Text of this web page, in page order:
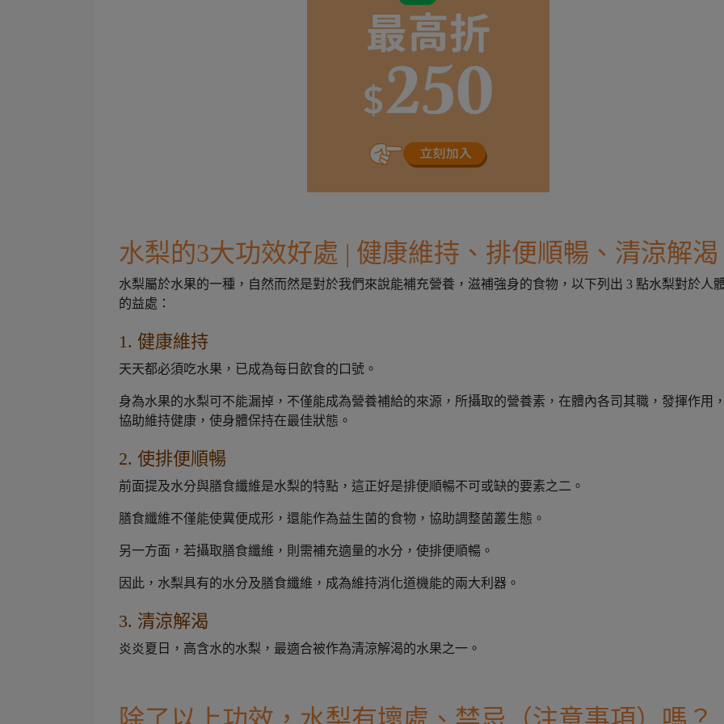
水梨的3大功效好處 | 健康維持、排便順暢、清涼解渴
水梨屬於水果的一種，自然而然是對於我們來說能補充營養，滋補強身的食物，以下列出 3 點水梨對於人
的益處：
1. 健康維持
天天都必須吃水果，已成為每日飲食的口號。
身為水果的水梨可不能漏掉，不僅能成為營養補給的來源，所攝取的營養素，在體內各司其職，發揮作用
協助維持健康，使身體保持在最佳狀態。
2. 使排便順暢
前面提及水分與膳食纖維是水梨的特點，這正好是排便順暢不可或缺的要素之二。
膳食纖維不僅能使糞便成形，還能作為益生菌的食物，協助調整菌叢生態。
另一方面，若攝取膳食纖維，則需補充適量的水分，使排便順暢。
因此，水梨具有的水分及膳食纖維，成為維持消化道機能的兩大利器。
3. 清涼解渴
炎炎夏日，高含水的水梨，最適合被作為清涼解渴的水果之一。